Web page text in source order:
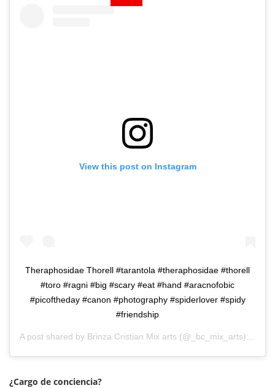
View this post on Instagram
Theraphosidae Thorell #tarantola #theraphosidae #thorell
#toro #ragni #big #scary #eat #hand #aracnofobic
#picoftheday #canon #photography #spiderlover #spidy
#friendship
A post shared by Brinza Cristian Mix arts (@_bc_mix_arts) on
¿Cargo de conciencia?